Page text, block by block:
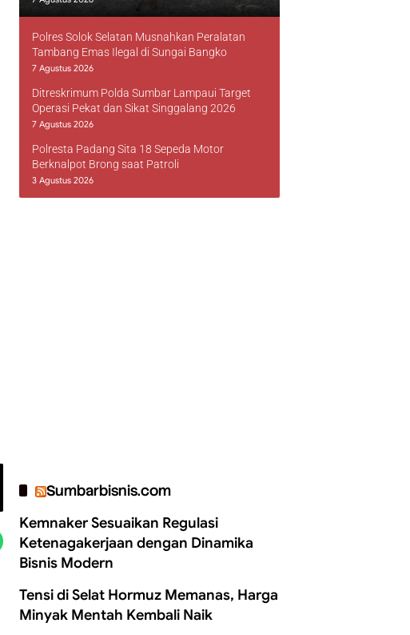
Polres Solok Selatan Musnahkan Peralatan
Tambang Emas Ilegal di Sungai Bangko
7 Agustus 2026
Ditreskrimum Polda Sumbar Lampaui Target
Operasi Pekat dan Sikat Singgalang 2026
7 Agustus 2026
Polresta Padang Sita 18 Sepeda Motor
Berknalpot Brong saat Patroli
3 Agustus 2026
Sumbarbisnis.com
Kemnaker Sesuaikan Regulasi
Ketenagakerjaan dengan Dinamika
Bisnis Modern
Tensi di Selat Hormuz Memanas, Harga
Minyak Mentah Kembali Naik